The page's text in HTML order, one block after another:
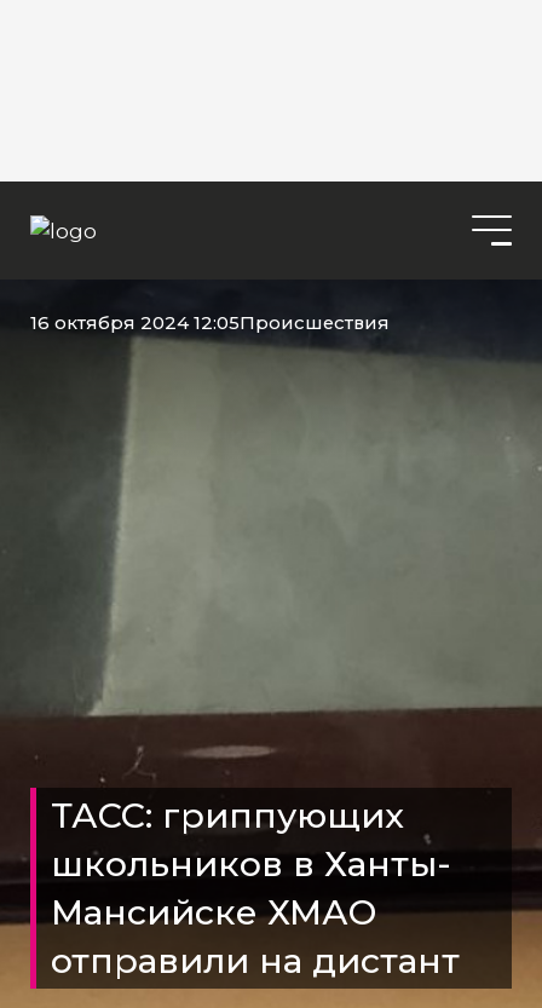
16 октября 2024 12:05Происшествия
ТАСС: гриппующих
школьников в Ханты-
Мансийске ХМАО
отправили на дистант